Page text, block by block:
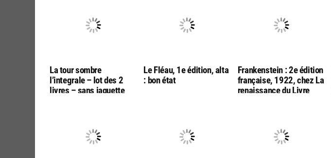
La tour sombre
l’integrale – lot des 2
livres – sans jaquette
Le Fléau, 1e édition, alta
: bon état
Frankenstein : 2e édition
française, 1922, chez La
renaissance du Livre